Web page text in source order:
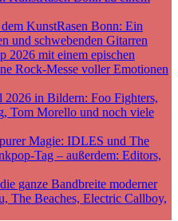
KunstRasen Bonn: Ein
und schwebenden Gitarren
2026 mit einem epischen
Rock-Messe voller Emotionen
2026 in Bildern: Foo Fighters,
Tom Morello und noch viele
Magie: IDLES und The
Tag – außerdem: Editors,
ganze Bandbreite moderner
The Beaches, Electric Callboy,